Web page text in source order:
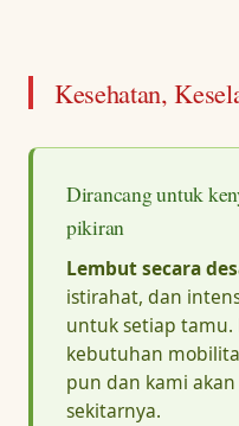
Kesehatan,
Dirancang untuk
pikiran
Lembut secara
istirahat, dan
untuk setiap
kebutuhan
pun dan kami
sekitarnya.